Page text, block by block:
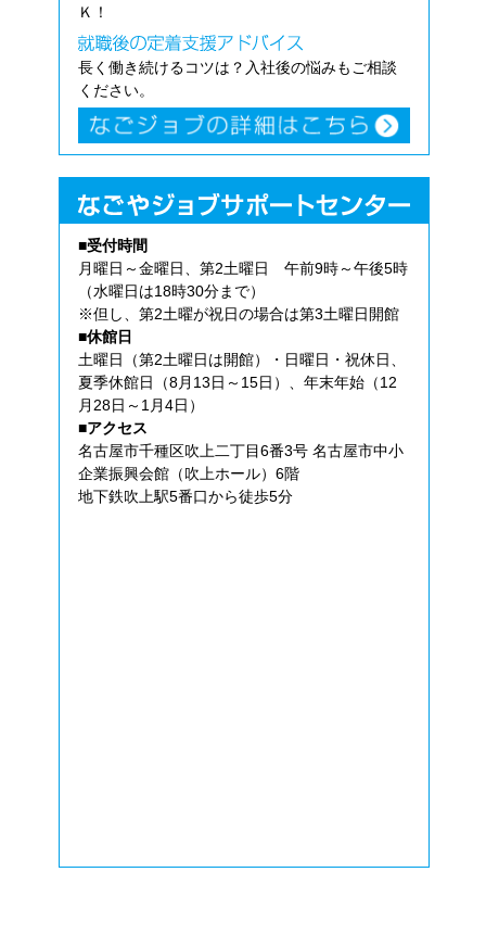
Ｋ！
長く働き続けるコツは？入社後の悩みもご相談
ください。
■受付時間
月曜日～金曜日、第2土曜日 午前9時～午後5時
（水曜日は18時30分まで）
※但し、第2土曜が祝日の場合は第3土曜日開館
■休館日
土曜日（第2土曜日は開館）・日曜日・祝休日、
夏季休館日（8月13日～15日）、年末年始（12
月28日～1月4日）
■アクセス
名古屋市千種区吹上二丁目6番3号 名古屋市中小
企業振興会館（吹上ホール）6階
地下鉄吹上駅5番口から徒歩5分